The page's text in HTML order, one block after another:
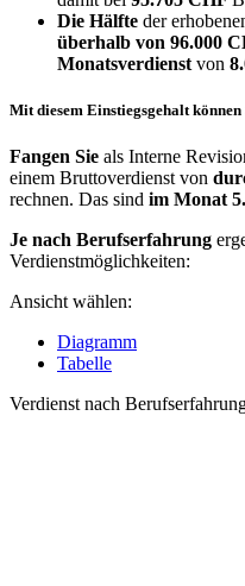
Die Hälfte der
überhalb von 96.000
Monatsverdienst von
Mit diesem Einstiegsgehalt können
Fangen Sie als Interne
einem Bruttoverdienst von
rechnen. Das sind im Monat
Je nach Berufserfahrung
Verdienstmöglichkeiten:
Ansicht wählen:
Diagramm
Tabelle
Verdienst nach